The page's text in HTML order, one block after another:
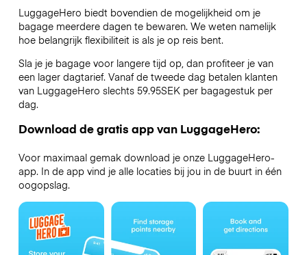
LuggageHero biedt bovendien de mogelijkheid om je
bagage meerdere dagen te bewaren. We weten namelijk
hoe belangrijk flexibiliteit is als je op reis bent.
Sla je je bagage voor langere tijd op, dan profiteer je van
een lager dagtarief. Vanaf de tweede dag betalen klanten
van LuggageHero slechts 59.95SEK per bagagestuk per
dag.
Download de gratis app van LuggageHero:
Voor maximaal gemak download je onze LuggageHero-
app. In de app vind je alle locaties bij jou in de buurt in één
oogopslag.